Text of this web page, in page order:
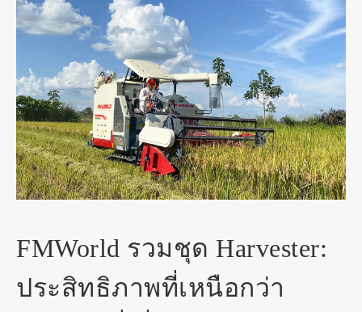
FMWorld รวมชุด Harvester:
ประสิทธิภาพที่เหนือกว่า